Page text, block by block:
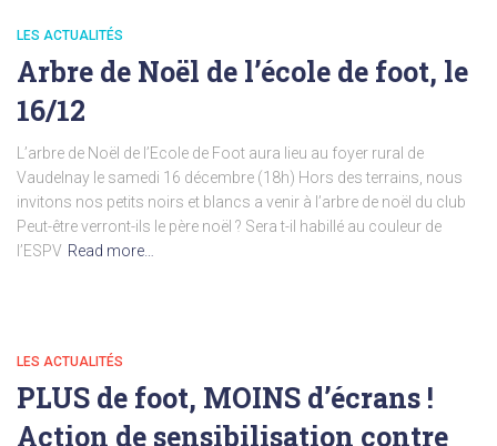
LES ACTUALITÉS
Arbre de Noël de l’école de foot, le
16/12
L’arbre de Noël de l’Ecole de Foot aura lieu au foyer rural de
Vaudelnay le samedi 16 décembre (18h) Hors des terrains, nous
invitons nos petits noirs et blancs a venir à l’arbre de noël du club
Peut-être verront-ils le père noël ? Sera t-il habillé au couleur de
l’ESPV Read more…
LES ACTUALITÉS
PLUS de foot, MOINS d’écrans !
Action de sensibilisation contre